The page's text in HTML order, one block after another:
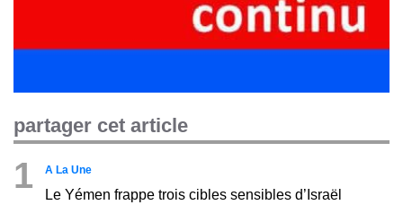
partager cet article
1 A La Une
Le Yémen frappe trois cibles sensibles d’Israël